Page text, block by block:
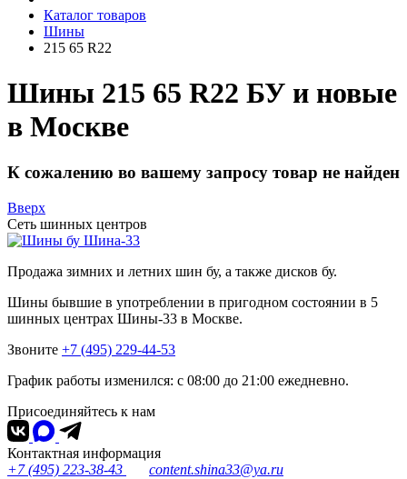
Каталог товаров
Шины
215 65 R22
Шины 215 65 R22 БУ и новые
в Москве
К сожалению во вашему запросу товар не найден
Вверх
Сеть шинных центров
Шина-33
Продажа зимних и летних шин бу, а также дисков бу.
Шины бывшие в употреблении в пригодном состоянии в 5
шинных центрах Шины-33 в Москве.
Звоните +7 (495) 229-44-53
График работы изменился: с 08:00 до 21:00 ежедневно.
Присоединяйтесь к нам
Контактная информация
+7 (495) 223-38-43
content.shina33@ya.ru